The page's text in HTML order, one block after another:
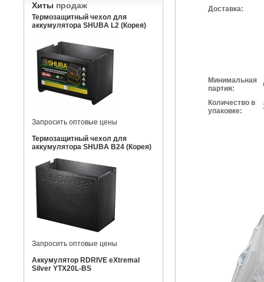
Хиты продаж
Термозащитный чехол для
аккумулятора SHUBA L2 (Корея)
Запросить оптовые цены
Термозащитный чехол для
аккумулятора SHUBA B24 (Корея)
Запросить оптовые цены
Аккумулятор RDRIVE eXtremal
Silver YTX20L-BS
Доставка:
Минимальная
партия:
Количество в
упаковке: